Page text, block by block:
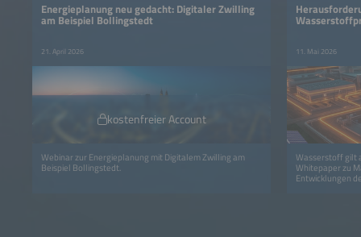
Energieplanung neu gedacht: Digitaler Zwilling
am Beispiel Bollingstedt
21. April 2026
kostenfreier Account
Webinar zur Energieplanung mit Digitalem Zwilling am
Beispiel Bollingstedt.
11. Mai 2026
Wasserstoff gilt
Whitepaper zu
Entwicklungen